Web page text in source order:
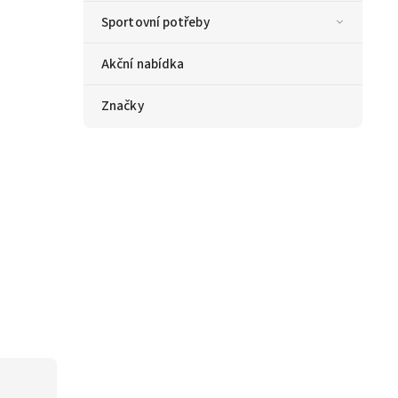
Sportovní potřeby
Akční nabídka
Značky